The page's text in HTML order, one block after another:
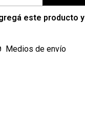
este producto y
Medios de envío